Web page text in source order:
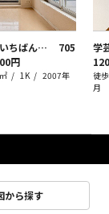
都立大学 普通がいちばん良いんです
705
円
1K
2007年
徒
月
から探す